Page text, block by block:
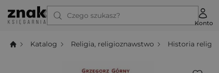
Czego szukasz?
Konto
Katalog Religia, religioznawstwo Historia religii